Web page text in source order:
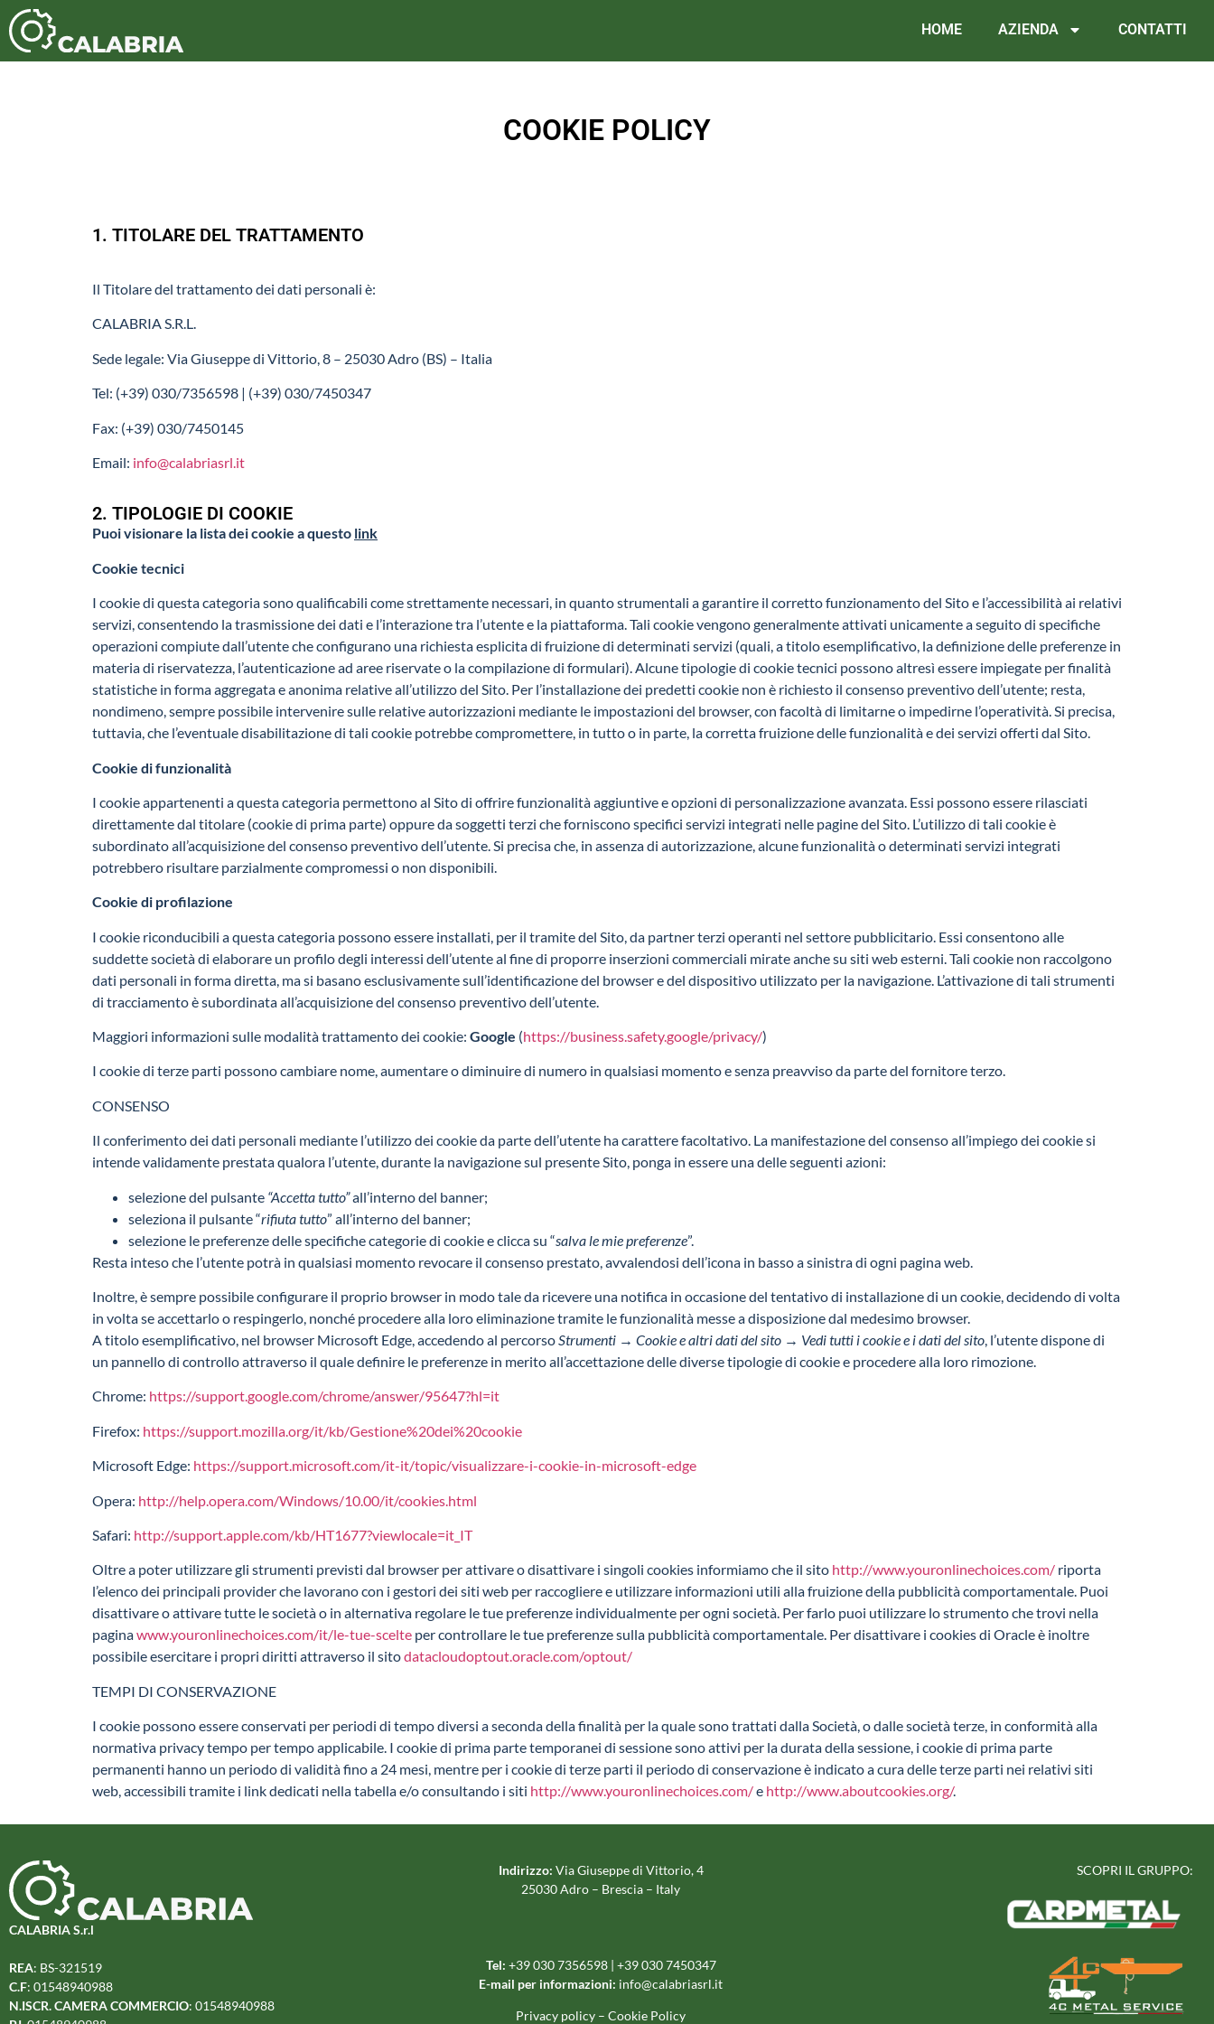
HOME AZIENDA CONTATTI
COOKIE POLICY
1. TITOLARE DEL TRATTAMENTO
Il Titolare del trattamento dei dati personali è:
CALABRIA S.R.L.
Sede legale: Via Giuseppe di Vittorio, 8 – 25030 Adro (BS) – Italia
Tel: (+39) 030/7356598 | (+39) 030/7450347
Fax: (+39) 030/7450145
Email: info@calabriasrl.it
2. TIPOLOGIE DI COOKIE
Puoi visionare la lista dei cookie a questo link
Cookie tecnici
I cookie di questa categoria sono qualificabili come strettamente necessari, in quanto strumentali a garantire il corretto funzionamento del Sito e l’accessibilità ai relativi
servizi, consentendo la trasmissione dei dati e l’interazione tra l’utente e la piattaforma. Tali cookie vengono generalmente attivati unicamente a seguito di specifiche
operazioni compiute dall’utente che configurano una richiesta esplicita di fruizione di determinati servizi (quali, a titolo esemplificativo, la definizione delle preferenze in
materia di riservatezza, l’autenticazione ad aree riservate o la compilazione di formulari). Alcune tipologie di cookie tecnici possono altresì essere impiegate per finalità
statistiche in forma aggregata e anonima relative all’utilizzo del Sito. Per l’installazione dei predetti cookie non è richiesto il consenso preventivo dell’utente; resta,
nondimeno, sempre possibile intervenire sulle relative autorizzazioni mediante le impostazioni del browser, con facoltà di limitarne o impedirne l’operatività. Si precisa,
tuttavia, che l’eventuale disabilitazione di tali cookie potrebbe compromettere, in tutto o in parte, la corretta fruizione delle funzionalità e dei servizi offerti dal Sito.
Cookie di funzionalità
I cookie appartenenti a questa categoria permettono al Sito di offrire funzionalità aggiuntive e opzioni di personalizzazione avanzata. Essi possono essere rilasciati
direttamente dal titolare (cookie di prima parte) oppure da soggetti terzi che forniscono specifici servizi integrati nelle pagine del Sito. L’utilizzo di tali cookie è
subordinato all’acquisizione del consenso preventivo dell’utente. Si precisa che, in assenza di autorizzazione, alcune funzionalità o determinati servizi integrati
potrebbero risultare parzialmente compromessi o non disponibili.
Cookie di profilazione
I cookie riconducibili a questa categoria possono essere installati, per il tramite del Sito, da partner terzi operanti nel settore pubblicitario. Essi consentono alle
suddette società di elaborare un profilo degli interessi dell’utente al fine di proporre inserzioni commerciali mirate anche su siti web esterni. Tali cookie non raccolgono
dati personali in forma diretta, ma si basano esclusivamente sull’identificazione del browser e del dispositivo utilizzato per la navigazione. L’attivazione di tali strumenti
di tracciamento è subordinata all’acquisizione del consenso preventivo dell’utente.
Maggiori informazioni sulle modalità trattamento dei cookie: Google (https://business.safety.google/privacy/)
I cookie di terze parti possono cambiare nome, aumentare o diminuire di numero in qualsiasi momento e senza preavviso da parte del fornitore terzo.
CONSENSO
Il conferimento dei dati personali mediante l’utilizzo dei cookie da parte dell’utente ha carattere facoltativo. La manifestazione del consenso all’impiego dei cookie si
intende validamente prestata qualora l’utente, durante la navigazione sul presente Sito, ponga in essere una delle seguenti azioni:
selezione del pulsante “Accetta tutto”all’interno del banner;
seleziona il pulsante “rifiuta tutto” all’interno del banner;
selezione le preferenze delle specifiche categorie di cookie e clicca su “salva le mie preferenze”.
Resta inteso che l’utente potrà in qualsiasi momento revocare il consenso prestato, avvalendosi dell’icona in basso a sinistra di ogni pagina web.
Inoltre, è sempre possibile configurare il proprio browser in modo tale da ricevere una notifica in occasione del tentativo di installazione di un cookie, decidendo di volta
in volta se accettarlo o respingerlo, nonché procedere alla loro eliminazione tramite le funzionalità messe a disposizione dal medesimo browser.
A titolo esemplificativo, nel browser Microsoft Edge, accedendo al percorsoStrumenti → Cookie e altri dati del sito → Vedi tutti i cookie e i dati del sito, l’utente dispone di
un pannello di controllo attraverso il quale definire le preferenze in merito all’accettazione delle diverse tipologie di cookie e procedere alla loro rimozione.
Chrome: https://support.google.com/chrome/answer/95647?hl=it
Firefox: https://support.mozilla.org/it/kb/Gestione%20dei%20cookie
Microsoft Edge: https://support.microsoft.com/it-it/topic/visualizzare-i-cookie-in-microsoft-edge
Opera: http://help.opera.com/Windows/10.00/it/cookies.html
Safari: http://support.apple.com/kb/HT1677?viewlocale=it_IT
Oltre a poter utilizzare gli strumenti previsti dal browser per attivare o disattivare i singoli cookies informiamo che il sito http://www.youronlinechoices.com/ riporta
l’elenco dei principali provider che lavorano con i gestori dei siti web per raccogliere e utilizzare informazioni utili alla fruizione della pubblicità comportamentale. Puoi
disattivare o attivare tutte le società o in alternativa regolare le tue preferenze individualmente per ogni società. Per farlo puoi utilizzare lo strumento che trovi nella
paginawww.youronlinechoices.com/it/le-tue-scelte per controllare le tue preferenze sulla pubblicità comportamentale. Per disattivare i cookies di Oracle è inoltre
possibile esercitare i propri diritti attraverso il sitodatacloudoptout.oracle.com/optout/
TEMPI DI CONSERVAZIONE
I cookie possono essere conservati per periodi di tempo diversi a seconda della finalità per la quale sono trattati dalla Società, o dalle società terze, in conformità alla
normativa privacy tempo per tempo applicabile. I cookie di prima parte temporanei di sessione sono attivi per la durata della sessione, i cookie di prima parte
permanenti hanno un periodo di validità fino a 24 mesi, mentre per i cookie di terze parti il periodo di conservazione è indicato a cura delle terze parti nei relativi siti
web, accessibili tramite i link dedicati nella tabella e/o consultando i siti http://www.youronlinechoices.com/e http://www.aboutcookies.org/.
CALABRIA S.r.l
REA: BS-321519
C.F: 01548940988
N.ISCR. CAMERA COMMERCIO: 01548940988
Indirizzo: Via Giuseppe di Vittorio, 4
25030 Adro – Brescia – Italy
Tel: +39 030 7356598 | +39 030 7450347
E-mail per informazioni: info@calabriasrl.it
Privacy policy –Cookie Policy
SCOPRI IL GRUPPO: